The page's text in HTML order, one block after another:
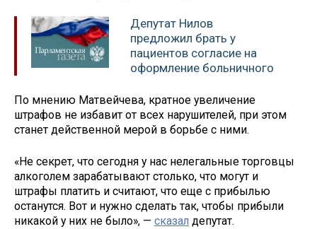
Депутат Нилов
предложил брать у
пациентов согласие на
оформление больничного
По мнению Матвейчева, кратное увеличение
штрафов не избавит от всех нарушителей, при этом
станет действенной мерой в борьбе с ними.
«Не секрет, что сегодня у нас нелегальные торговцы
алкоголем зарабатывают столько, что могут и
штрафы платить и считают, что еще с прибылью
останутся. Вот и нужно сделать так, чтобы прибыли
никакой у них не было», — сказал депутат.